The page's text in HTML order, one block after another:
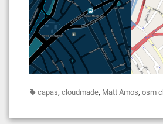
capas, cloudmade, Matt Amos, osm